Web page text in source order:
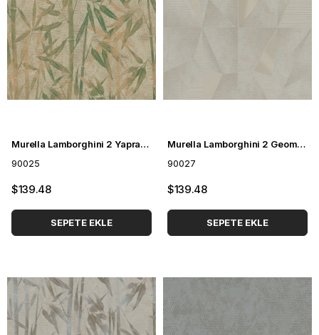
Murella Lamborghini 2 Yaprak Desenli Duvar Kağıdı 90025
90025
$139.48
SEPETE EKLE
Murella Lamborghini 2 Geometrik Desenli Duvar Kağıdı 90027
90027
$139.48
SEPETE EKLE